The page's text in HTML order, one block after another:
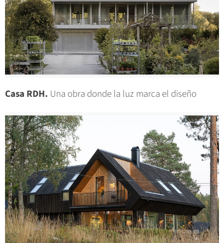
Casa RDH. Una obra donde la luz marca el diseño